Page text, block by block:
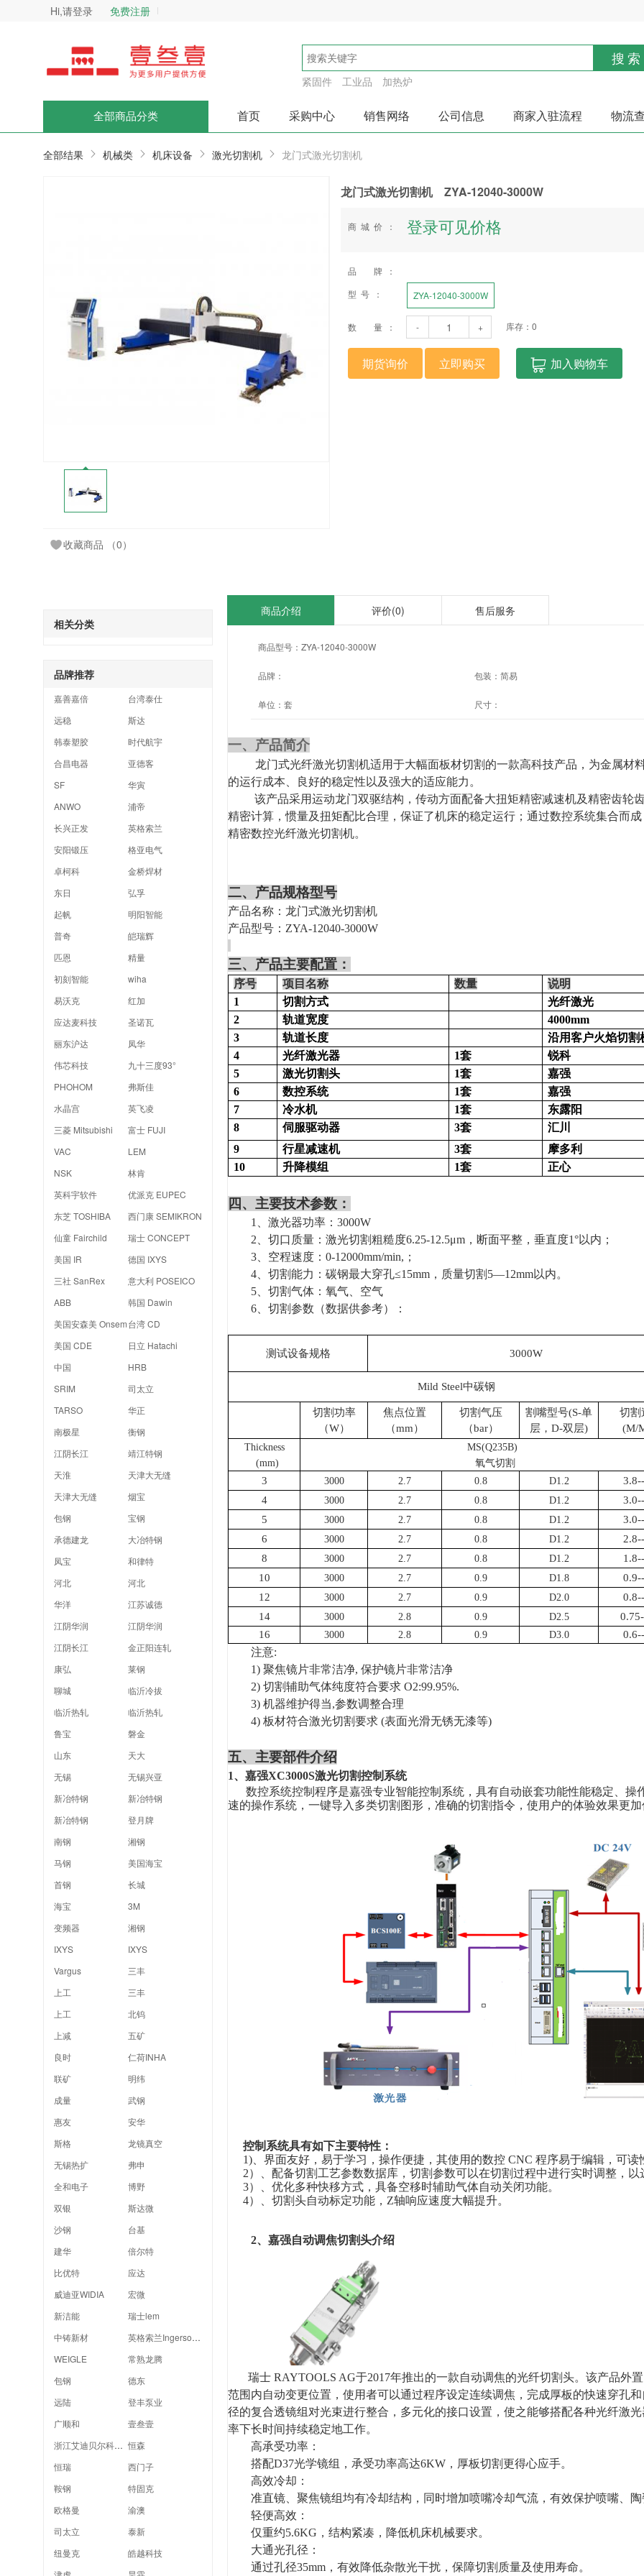
Hi,请登录 免费注册
搜索
紧固件 工业品 加热炉
全部商品分类 首页 采购中心 销售网络 公司信息 商家入驻流程 物流
全部结果 机械类 机床设备 激光切割机 龙门式激光切割机
收藏商品 （0）
龙门式激光切割机 ZYA-12040-3000W
商城价： 登录可见价格
品 牌：
型号：
ZYA-12040-3000W
数 量： - + 库存： 0
期货询价 立即购买 加入购物车
相关分类
品牌推荐
嘉善嘉倍
台湾泰仕
远稳
斯达
韩泰塑胶
时代航宇
合昌电器
亚德客
SF
华寅
ANWO
浦帝
长兴正发
英格索兰
安阳锻压
格亚电气
卓柯科
金桥焊材
东日
弘孚
起帆
明阳智能
普奇
皑瑞辉
匹恩
精量
初刻智能
wiha
易沃克
红加
应达麦科技
圣诺瓦
丽东沪达
凤华
伟芯科技
九十三度93°
PHOHOM
弗斯佳
水晶宫
英飞凌
三菱 Mitsubishi
富士 FUJI
VAC
LEM
NSK
林肯
英科宇软件
优派克 EUPEC
东芝 TOSHIBA
西门康 SEMIKRON
仙童 Fairchild
瑞士 CONCEPT
美国 IR
德国 IXYS
三社 SanRex
意大利 POSEICO
ABB
韩国 Dawin
美国安森美 Onsem台湾 CD
美国 CDE
日立 Hatachi
中国
HRB
SRIM
司太立
TARSO
华正
南极星
衡钢
江阴长江
靖江特钢
天淮
天津大无缝
天津大无缝
烟宝
包钢
宝钢
承德建龙
大冶特钢
凤宝
和律特
河北
河北
华洋
江苏诚德
江阴华润
江阴华润
江阴长江
金正阳连轧
康弘
莱钢
聊城
临沂冷拔
临沂热轧
临沂热轧
鲁宝
磐金
山东
天大
无锡
无锡兴亚
新冶特钢
新冶特钢
新冶特钢
登月牌
南钢
湘钢
马钢
美国海宝
首钢
长城
海宝
3M
变频器
湘钢
IXYS
IXYS
Vargus
三丰
上工
三丰
上工
北钨
上减
五矿
良时
仁荷INHA
联矿
明纬
成量
武钢
惠友
安华
斯格
龙镜真空
无锡热扩
弗申
全和电子
博野
双银
斯达微
沙钢
台基
建华
倍尔特
比优特
应达
威迪亚WIDIA
宏微
新洁能
瑞士lem
中铸新材
英格索兰Ingersoll Rand
WEIGLE
常熟龙腾
包钢
德东
远陆
登丰泵业
广顺和
壹叁壹
浙江艾迪贝尔科技有限公司 恒森
恒瑞
西门子
鞍钢
特固克
欧格曼
渝澳
司太立
泰新
纽曼克
皓越科技
商品介绍 评价(0) 售后服务
商品型号： ZYA-12040-3000W
品牌： 包装： 简易
单位： 套 尺寸：
一、产品简介
龙门式光纤激光切割机适用于大幅面板材切割的一款高科技产品，为金属材
的运行成本、良好的稳定性以及强大的适应能力。
该产品采用运动龙门双驱结构，传动方面配备大扭矩精密减速机及精密齿轮
精密计算，惯量及扭矩配比合理，保证了机床的稳定运行；通过数控系统集合而
精密数控光纤激光切割机。
二、 产品规格型号
产品名称：龙门式激光切割机
产品型号：ZYA-12040-3000W
三、 产品主要配置：
序号 项目名称 数量
说明
1
切割方式
光纤激光
2
轨道宽度
4000mm
3
轨道长度
沿用客户火焰切割
4
光纤激光器 1套
锐科
5
激光切割头 1套
嘉强
6
数控系统 1套
嘉强
7
冷水机 1套
东露阳
8
伺服驱动器 3套
汇川
9
行星减速机 3套
摩多利
10
升降模组 1套 正心
四、 主要技术参数：
1
、激光器功率：3000W
2 、切口质量：激光切割粗糙度6.25-12.5μm ，断面平整，垂直度1°以内；
3 、空程速度：0-12000mm/min,；
4 、切割能力：碳钢最大穿孔≤15mm，质量切割5—12mm以内。
5 、切割气体：氧气、空气
6 、切割参数（数据供参考）：
测试设备规格 3000W
Mild Steel中碳钢
切割功率
（W）
焦点位置
（mm）
切割气压
（bar）
割嘴型号(S-单
层，D-双层)
切割
(M/
Thickness
(mm)
MS(Q235B)
氧气切割
3 3000 2.7 0.8 D1.2
4
3000 2.7 0.8 D1.2
5
3000 2.7 0.8 D1.2
6
3000 2.7 0.8 D1.2
8
3000 2.7 0.8 D1.2
10
3000 2.7 0.9 D1.8
12
3000 2.7 0.9 D2.0
14
3000 2.8 0.9 D2.5
16
3000 2.8 0.9 D3.0
注意:
1) 聚焦镜片非常洁净, 保护镜片非常洁净
2) 切割辅助气体纯度符合要求 O2:99.95%.
3) 机器维护得当,参数调整合理
4) 板材符合激光切割要求 (表面光滑无锈无漆等)
五、 主要部件介绍
1、嘉强XC3000S激光切割控制系统
数控系统控制程序是嘉强专业智能控制系统，具有自动嵌套功能性能稳定、操
速的操作系统，一键导入多类切割图形，准确的切割指令，使用户的体验效果更
控制系统具有如下主要特性：
1) 、界面友好，易于学习，操作便捷，其使用的数控 CNC 程序易于编辑，可读
2）、配备切割工艺参数数据库，切割参数可以在切割过程中进行实时调整，
3）、优化多种快移方式，具备空移时辅助气体自动关闭功能。
4）、切割头自动标定功能，Z轴响应速度大幅提升。
2、嘉强自动调焦切割头介绍
瑞士 RAYTOOLS AG于2017年推出的一款自动调焦的光纤切割头。该产品外
范围内自动变更位置，使用者可以通过程序设定连续调焦，完成厚板的快速穿孔
径的复合透镜组对光束进行整合，多元化的接口设置，使之能够搭配各种光纤激
率下长时间持续稳定地工作。
高承受功率：
搭配D37光学镜组，承受功率高达6KW，厚板切割更得心应手。
高效冷却：
准直镜、聚焦镜组均有冷却结构，同时增加喷嘴冷却气流，有效保护喷嘴、
轻便高效：
仅重约5.6KG，结构紧凑，降低机床机械要求。
大通光孔径：
通过孔径35mm，有效降低杂散光干扰，保障切割质量及使用寿命。